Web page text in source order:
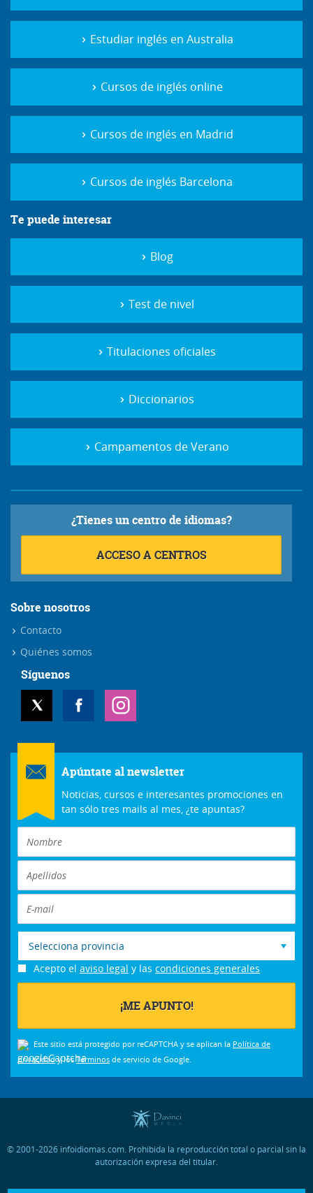
Estudiar inglés en Australia
Cursos de inglés online
Cursos de inglés en Madrid
Cursos de inglés Barcelona
Te puede interesar
Blog
Test de nivel
Titulaciones oficiales
Diccionarios
Campamentos de Verano
¿Tienes un centro de idiomas?
ACCESO A CENTROS
Sobre nosotros
Contacto
Quiénes somos
Síguenos
Apúntate al newsletter
Noticias, cursos e interesantes promociones en
tan sólo tres mails al mes, ¿te apuntas?
Selecciona provincia
Acepto el aviso legal y las condiciones generales
Este sitio está protegido por reCAPTCHA y se aplican la Política de
privacidady los Términos de servicio de Google.
© 2001-2026 infoidiomas.com. Prohibida la reproducción total o parcial sin la
autorización expresa del titular.